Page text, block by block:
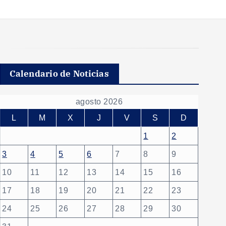
Calendario de Noticias
agosto 2026
L
M X J V S D
1 2
3 4 5 6 7 8 9
10 11 12 13 14 15 16
17 18 19 20 21 22 23
24 25 26 27 28 29 30